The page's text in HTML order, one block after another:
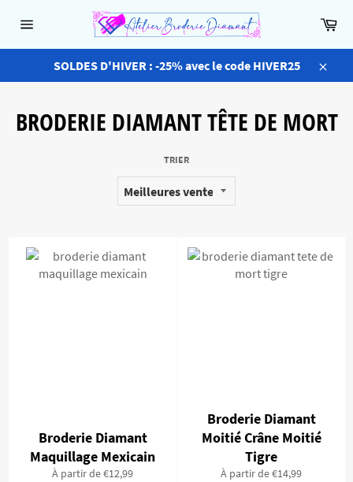
SOLDES D'HIVER : -25% avec le code HIVER25
Close
BRODERIE DIAMANT TÊTE DE MORT
TRIER
Broderie Diamant
Maquillage Mexicain
À partir de €12,99
Broderie Diamant
Moitié Crâne Moitié
Tigre
À partir de €14,99